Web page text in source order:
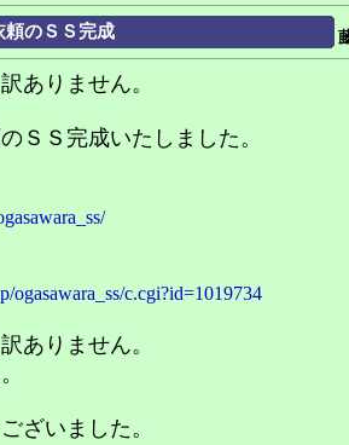
頼のＳＳ完成
ありません。
ＳＳ完成いたしました。
ogasawara_ss/c.cgi?id=1019734
ありません。
ざいました。